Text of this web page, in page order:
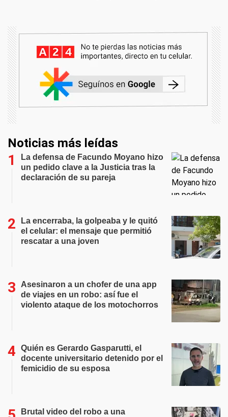
Noticias más leídas
La defensa de Facundo Moyano hizo
un pedido clave a la Justicia tras la
declaración de su pareja
La encerraba, la golpeaba y le quitó
el celular: el mensaje que permitió
rescatar a una joven
Asesinaron a un chofer de una app
de viajes en un robo: así fue el
violento ataque de los motochorros
Quién es Gerardo Gasparutti, el
docente universitario detenido por el
femicidio de su esposa
Brutal video del robo a una